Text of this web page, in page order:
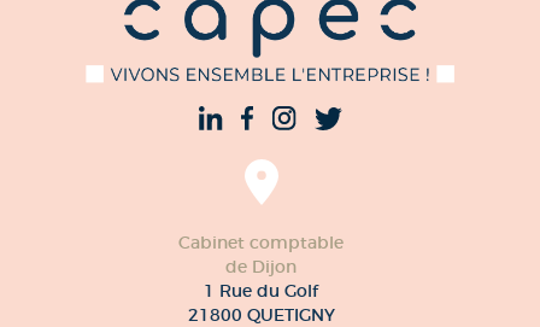
Cabinet comptable
de Dijon
1 Rue du Golf
21800 QUETIGNY